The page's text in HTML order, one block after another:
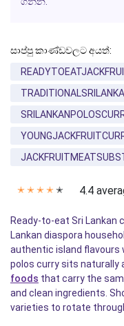
සාප්පු කාණ්ඩවලට අයත්:
✭ ✭ ✭ ✭ ✭ 4.4
Ready-to-eat Sri Lankan
Lankan diaspora
authentic island
polos curry sits naturally
foods that carry the
and clean ingredients.
varieties to rotate